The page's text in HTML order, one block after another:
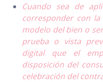
Cuando sea de
corresponder con
modelo del bien o
prueba o vista
digital que el
disposición del
celebración del